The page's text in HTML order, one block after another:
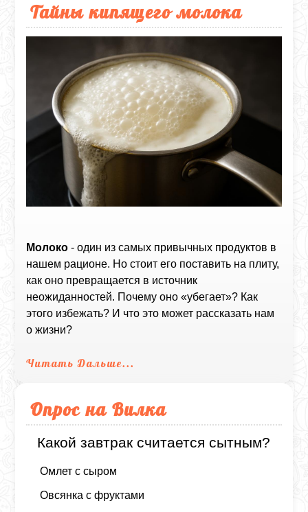
Тайны кипящего молока
Молоко - один из самых привычных продуктов в
нашем рационе. Но стоит его поставить на плиту,
как оно превращается в источник
неожиданностей. Почему оно «убегает»? Как
этого избежать? И что это может рассказать нам
о жизни?
Читать Дальше...
Опрос на Вилка
Какой завтрак считается сытным?
Омлет с сыром
Овсянка с фруктами